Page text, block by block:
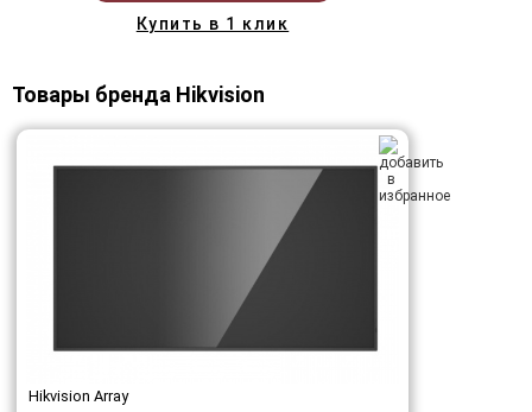
Купить в 1 клик
Товары бренда Hikvision
Hikvision Array